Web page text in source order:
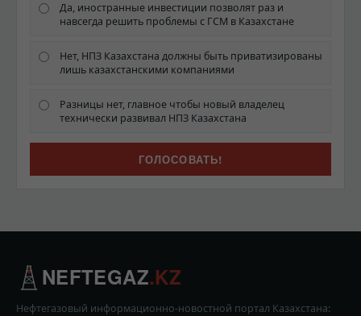
Да, иностранные инвестиции позволят раз и
навсегда решить проблемы с ГСМ в Казахстане
Нет, НПЗ Казахстана должны быть приватизированы
лишь казахстанскими компаниями
Разницы нет, главное чтобы новый владелец
технически развивал НПЗ Казахстана
NEFTEGAZ.KZ
Нефтегазовый информационно-новостной портал Казахстана: